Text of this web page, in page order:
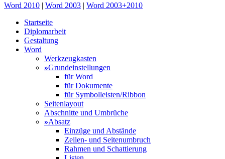
Word 2010 | Word 2003 | Word 2003+2010
Startseite
Diplomarbeit
Gestaltung
Word
Werkzeugkasten
»Grundeinstellungen
für Word
für Dokumente
für Symbolleisten/Ribbon
Seitenlayout
Abschnitte und Umbrüche
»Absatz
Einzüge und Abstände
Zeilen- und Seitenumbruch
Rahmen und Schattierung